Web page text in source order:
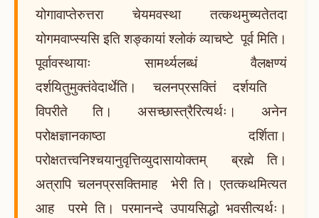
योगावाप्तेरुत्तरा चेयमवस्था तत्कथमुच्यतेतदा
योगमवाप्स्यसि इति शङ्कायां श्लोकं व्याचष्टे पूर्व मिति।
पूर्वावस्थायाः सामर्थ्यलब्धं वैलक्षण्यं
दर्शयितुमुक्तंवेदार्थेति। चलनप्रसक्तिं दर्शयति
विपरीते ति। असच्छास्त्रैरित्यर्थः। अनेन
परोक्षज्ञानकाष्ठा दर्शिता।
परोक्षतत्त्वनिश्चयानुवृत्तिव्युदासायोक्तम् ब्रह्मे ति।
अत्रापि चलनप्रसक्तिमाह भेरी ति। एतत्कथमित्यत
आह परमे ति। परमानन्दे उपायसिद्धो भवसीत्यर्थः।